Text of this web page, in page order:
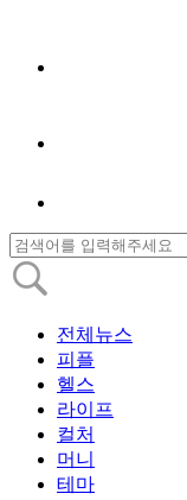
전체뉴스
피플
헬스
라이프
컬처
머니
테마